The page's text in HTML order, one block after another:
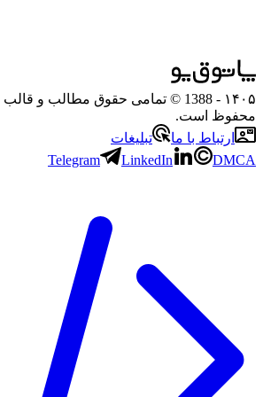
۱۴۰۵
- 1388 © تمامی حقوق مطالب و
محفوظ است.
ارتباط با ما
تبلیغات
Telegram
LinkedIn DMCA